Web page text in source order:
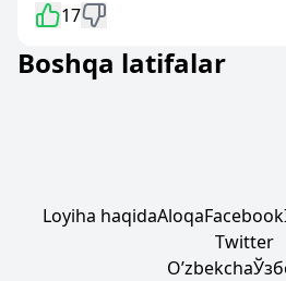
17
Boshqa latifalar
Loyiha haqidaAloqaFacebook
Twitter
Oʼzbekcha